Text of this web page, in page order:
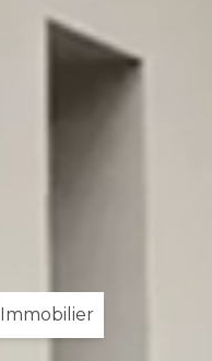
Immobilier